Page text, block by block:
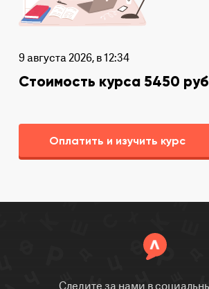
9 августа 2026, в 12:34
Стоимость курса 5450
Оплатить и изучить курс